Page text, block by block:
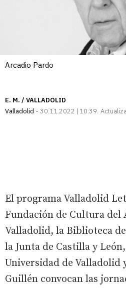
Arcadio Pardo
E. M. / VALLADOLID
Valladolid
30.11.2022 | 10:39
El programa Valladolid
Fundación de Cultura del
Valladolid, la Biblioteca
la Junta de Castilla y
Universidad de Valladolid
Guillén convocan las